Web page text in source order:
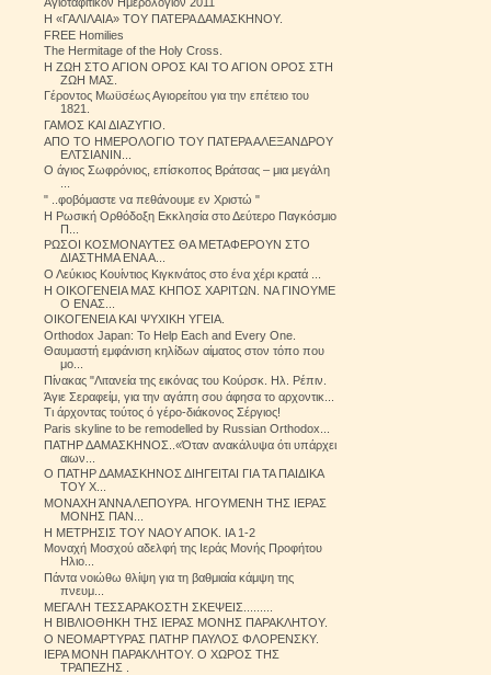
Η «ΓΑΛΙΛΑΙΑ» ΤΟΥ ΠΑΤΕΡΑ ΔΑΜΑΣΚΗΝΟΥ.
FREE Homilies
The Hermitage of the Holy Cross.
Η ΖΩΗ ΣΤΟ ΑΓΙΟΝ ΟΡΟΣ ΚΑΙ ΤΟ ΑΓΙΟΝ ΟΡΟΣ ΣΤΗ
ΖΩΗ ΜΑΣ.
Γέροντος Μωϋσέως Αγιορείτου για την επέτειο του
1821.
ΓΑΜΟΣ ΚΑΙ ΔΙΑΖΥΓΙΟ.
ΑΠΟ ΤΟ ΗΜΕΡΟΛΟΓΙΟ ΤΟΥ ΠΑΤΕΡΑ ΑΛΕΞΑΝΔΡΟΥ
ΕΛΤΣΙΑΝΙΝ...
Ο άγιος Σωφρόνιος, επίσκοπος Βράτσας – μια μεγάλη
" ..φοβόμαστε να πεθάνουμε εν Χριστώ "
Η Ρωσική Ορθόδοξη Εκκλησία στο Δεύτερο Παγκόσμιο
Π...
ΡΩΣΟΙ ΚΟΣΜΟΝΑΥΤΕΣ ΘΑ ΜΕΤΑΦΕΡΟΥΝ ΣΤΟ
ΔΙΑΣΤΗΜΑ ΕΝΑ Α...
Ο Λεύκιος Κουίντιος Κιγκινάτος στο ένα χέρι κρατά ...
Η ΟΙΚΟΓΕΝΕΙΑ ΜΑΣ ΚΗΠΟΣ ΧΑΡΙΤΩΝ. ΝΑ ΓΙΝΟΥΜΕ
Ο ΕΝΑΣ...
ΟΙΚΟΓΕΝΕΙΑ ΚΑΙ ΨΥΧΙΚΗ ΥΓΕΙΑ.
Orthodox Japan: To Help Each and Every One.
Θαυμαστή εμφάνιση κηλίδων αίματος στον τόπο που
μο...
Πίνακας "Λιτανεία της εικόνας του Κούρσκ. Ηλ. Ρέπιν.
Άγιε Σεραφείμ, για την αγάπη σου άφησα το αρχοντικ...
Τι άρχοντας τούτος ό γέρο-διάκονος Σέργιος!
Paris skyline to be remodelled by Russian Orthodox...
ΠΑΤΗΡ ΔΑΜΑΣΚΗΝΟΣ..«Όταν ανακάλυψα ότι υπάρχει
αιων...
Ο ΠΑΤΗΡ ΔΑΜΑΣΚΗΝΟΣ ΔΙΗΓΕΙΤΑΙ ΓΙΑ ΤΑ ΠΑΙΔΙΚΑ
ΤΟΥ Χ...
ΜΟΝΑΧΗ ΆΝΝΑ ΛΕΠΟΥΡΑ. ΗΓΟΥΜΕΝΗ ΤΗΣ ΙΕΡΑΣ
ΜΟΝΗΣ ΠΑΝ...
Η ΜΕΤΡΗΣΙΣ ΤΟΥ ΝΑΟΥ ΑΠΟΚ. ΙΑ 1-2
Μοναχή Μοσχού αδελφή της Ιεράς Μονής Προφήτου
Ηλιο...
Πάντα νοιώθω θλίψη για τη βαθμιαία κάμψη της
πνευμ...
ΜΕΓΑΛΗ ΤΕΣΣΑΡΑΚΟΣΤΗ ΣΚΕΨΕΙΣ.........
Η ΒΙΒΛΙΟΘΗΚΗ ΤΗΣ ΙΕΡΑΣ ΜΟΝΗΣ ΠΑΡΑΚΛΗΤΟΥ.
Ο ΝΕΟΜΑΡΤΥΡΑΣ ΠΑΤΗΡ ΠΑΥΛΟΣ ΦΛΟΡΕΝΣΚΥ.
ΙΕΡΑ ΜΟΝΗ ΠΑΡΑΚΛΗΤΟΥ. Ο ΧΩΡΟΣ ΤΗΣ
ΤΡΑΠΕΖΗΣ .